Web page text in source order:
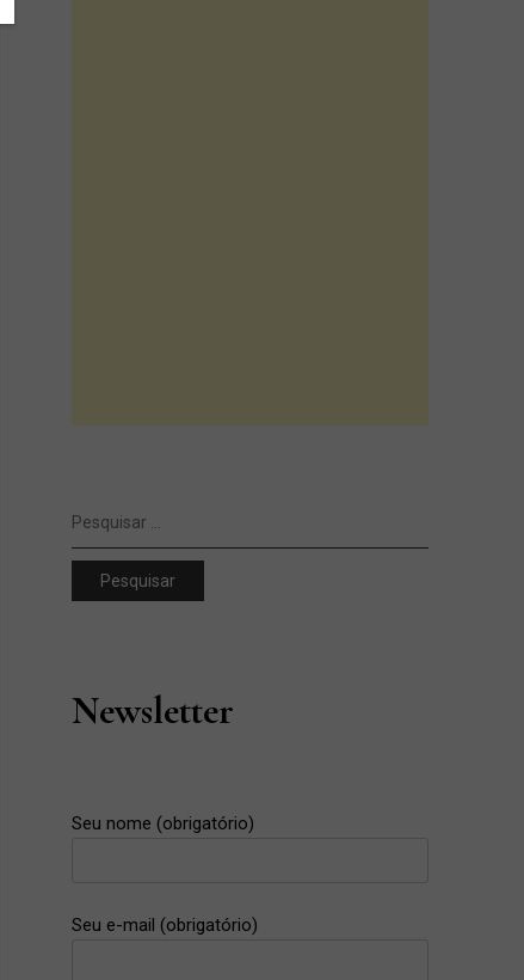
Pesquisar
Newsletter
Seu nome (obrigatório)
Seu e-mail (obrigatório)